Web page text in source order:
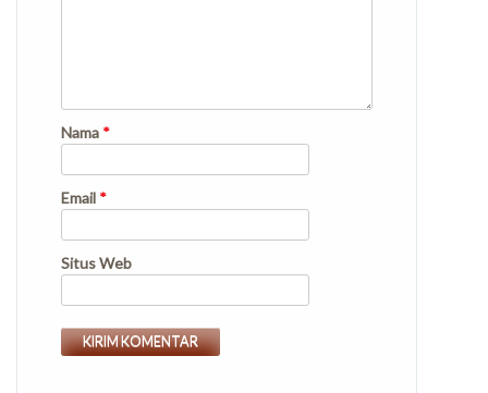
Nama *
Email *
Situs Web